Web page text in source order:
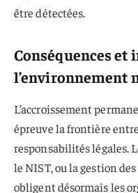
être détectées.
Conséquences
l’environnement
L’accroissement
épreuve la frontière
responsabilités légales.
le NIST, ou la gestion
obligent désormais les